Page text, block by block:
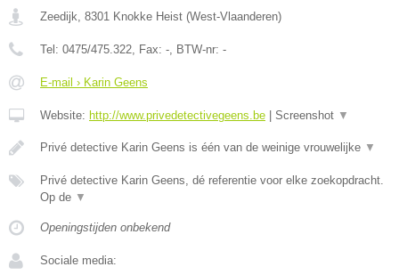
Zeedijk 8301 Knokke Heist (West-Vlaanderen)
Tel: 0475/475.322 , Fax: - , BTW-nr: -
E-mail › Karin Geens
Website: http://www.privedetectivegeens.be | Screenshot ▼
Privé detective Karin Geens is één van de weinige vrouwelijke ▼
Privé detective Karin Geens, dé referentie voor elke zoekopdracht.
Op de ▼
Openingstijden onbekend
Sociale media: